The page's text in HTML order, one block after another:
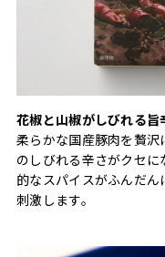
花椒と山椒がしびれる旨
柔らかな国産豚肉を贅
のしびれる辛さがクセ
的なスパイスがふんだ
刺激します。